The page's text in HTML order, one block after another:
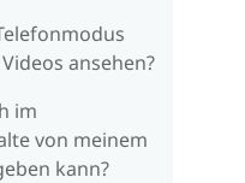
ansehen?
im
von meinem
kann?